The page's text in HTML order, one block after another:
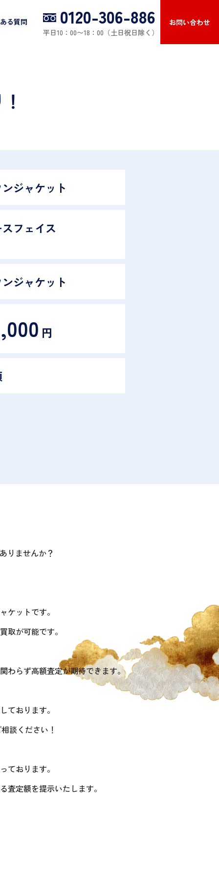
る質問 0120-306-886
平日10：00〜18：00（土日祝日除く）
お問い合わせ
ジャケット
フェイス
ジャケット
円
りませんか？
ケットです。
取が可能です。
わらず高額査定が期待できます。
ております。
談ください！
ております。
定額を提示いたします。